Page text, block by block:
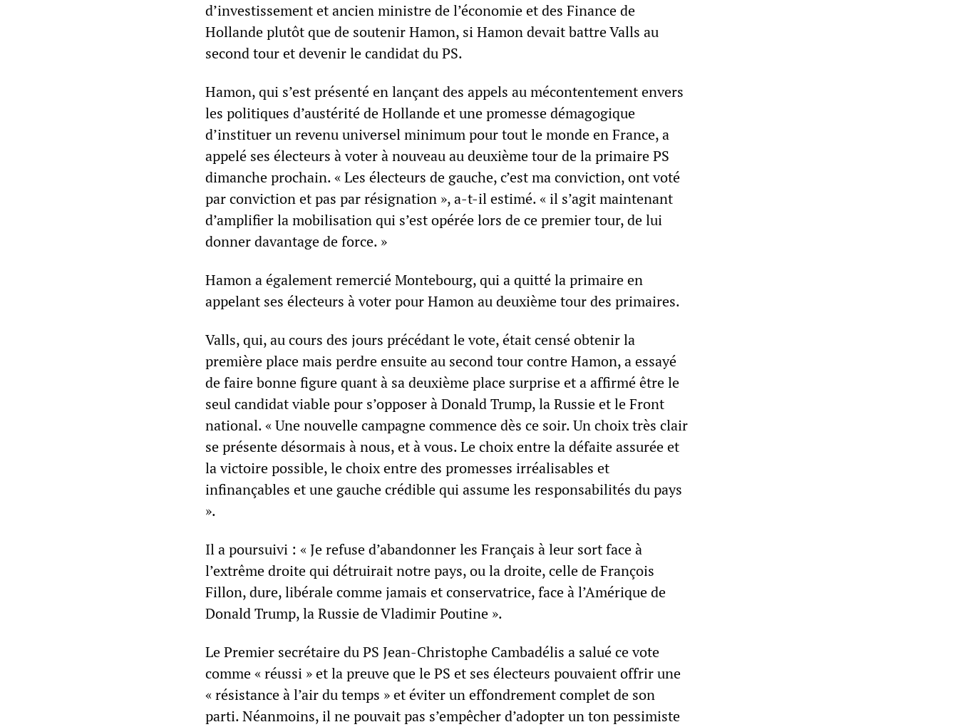
d’investissement et ancien ministre de l’économie et des Finance de
Hollande plutôt que de soutenir Hamon, si Hamon devait battre Valls au
second tour et devenir le candidat du PS.
Hamon, qui s’est présenté en lançant des appels au mécontentement envers
les politiques d’austérité de Hollande et une promesse démagogique
d’instituer un revenu universel minimum pour tout le monde en France, a
appelé ses électeurs à voter à nouveau au deuxième tour de la primaire PS
dimanche prochain. « Les électeurs de gauche, c’est ma conviction, ont voté
par conviction et pas par résignation », a-t-il estimé. « il s’agit maintenant
d’amplifier la mobilisation qui s’est opérée lors de ce premier tour, de lui
donner davantage de force. »
Hamon a également remercié Montebourg, qui a quitté la primaire en
appelant ses électeurs à voter pour Hamon au deuxième tour des primaires.
Valls, qui, au cours des jours précédant le vote, était censé obtenir la
première place mais perdre ensuite au second tour contre Hamon, a essayé
de faire bonne figure quant à sa deuxième place surprise et a affirmé être le
seul candidat viable pour s’opposer à Donald Trump, la Russie et le Front
national. « Une nouvelle campagne commence dès ce soir. Un choix très clair
se présente désormais à nous, et à vous. Le choix entre la défaite assurée et
la victoire possible, le choix entre des promesses irréalisables et
infinançables et une gauche crédible qui assume les responsabilités du pays
».
Il a poursuivi : « Je refuse d’abandonner les Français à leur sort face à
l’extrême droite qui détruirait notre pays, ou la droite, celle de François
Fillon, dure, libérale comme jamais et conservatrice, face à l’Amérique de
Donald Trump, la Russie de Vladimir Poutine ».
Le Premier secrétaire du PS Jean-Christophe Cambadélis a salué ce vote
comme « réussi » et la preuve que le PS et ses électeurs pouvaient offrir une
« résistance à l’air du temps » et éviter un effondrement complet de son
parti. Néanmoins, il ne pouvait pas s’empêcher d’adopter un ton pessimiste